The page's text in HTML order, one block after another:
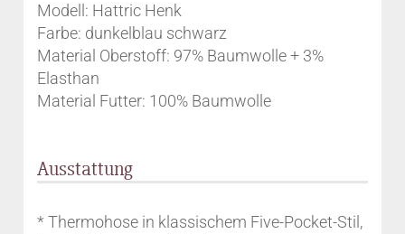
Modell: Hattric Henk
Farbe: dunkelblau schwarz
Material Oberstoff: 97% Baumwolle + 3%
Elasthan
Material Futter: 100% Baumwolle
Ausstattung
* Thermohose in klassischem Five-Pocket-Stil,